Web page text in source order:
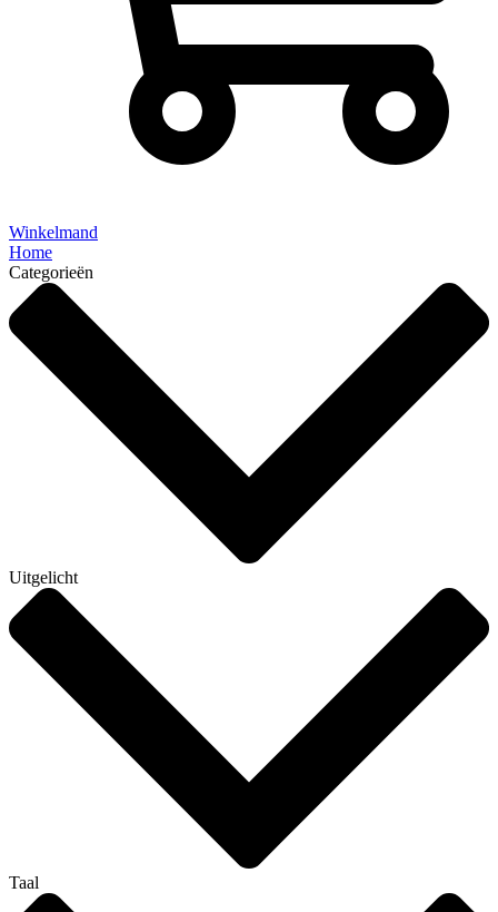
Winkelmand
Home
Categorieën
Uitgelicht
Taal